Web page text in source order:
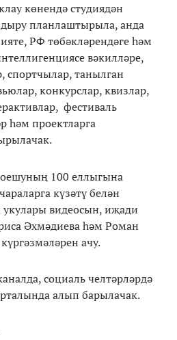
көнендә студиядән
планлаштырыла, анда
РФ төбәкләрендәге һәм
вәкилләре,
спортчылар, танылган
конкурслар, квизлар,
фестиваль
һәм проектларга
100 еллыгына
күзәтү белән
видеосын, иҗади
Әхмәдиева һәм Роман
ачу.
социаль челтәрләрдә
алып барылачак.